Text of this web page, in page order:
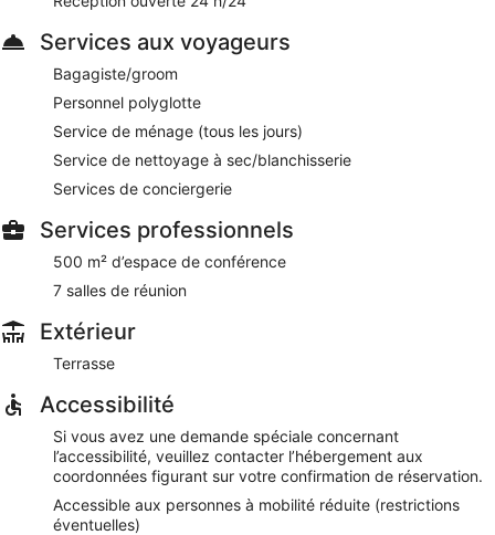
week-end de 07 h 00 à 11 h 00.
La Maison du Chatelain
spécialités Cuisine française et sert le déjeuner et le dîner.
Vous pouvez profiter d'un moment de détente en prenant un
verre au bar. Ouvert certains jours.
Un service d'étage 24 h/24 est disponible.
Services aux voyageurs
Bagagiste/groom
Personnel polyglotte
Service de ménage (tous les jours)
Service de nettoyage à sec/blanchisserie
Services de conciergerie
Services professionnels
500 m² d’espace de conférence
7 salles de réunion
Extérieur
Terrasse
Accessibilité
Si vous avez une demande spéciale concernant
l’accessibilité, veuillez contacter l’hébergement aux
coordonnées figurant sur votre confirmation de réservation.
Accessible aux personnes à mobilité réduite (restrictions
éventuelles)